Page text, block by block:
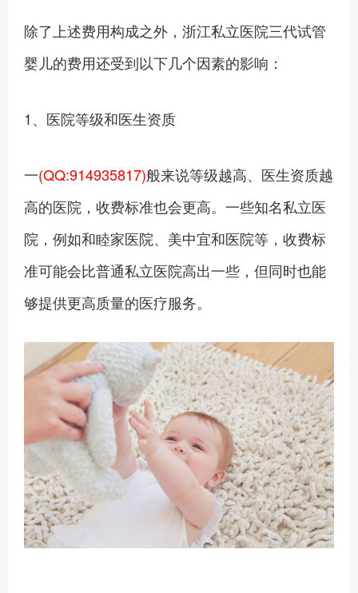
除了上述费用构成之外，浙江私立医院三代试管
婴儿的费用还受到以下几个因素的影响：
1、医院等级和医生资质
一(QQ:914935817)般来说等级越高、医生资质越
高的医院，收费标准也会更高。一些知名私立医
院，例如和睦家医院、美中宜和医院等，收费标
准可能会比普通私立医院高出一些，但同时也能
够提供更高质量的医疗服务。